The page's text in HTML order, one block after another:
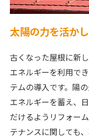
太陽の力を活か
古くなった屋根に新
エネルギーを利用で
テムの導入です。陽
エネルギーを蓄え、
だけるようリフォー
テナンスに関しても